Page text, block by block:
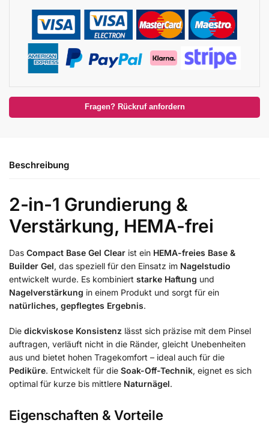
Fragen? Rückruf anfordern
Beschreibung
2-in-1 Grundierung &
Verstärkung, HEMA-frei
Das Compact Base Gel Clear ist ein HEMA-freies Base &
Builder Gel, das speziell für den Einsatz im Nagelstudio
entwickelt wurde. Es kombiniert starke Haftung und
Nagelverstärkung in einem Produkt und sorgt für ein
natürliches, gepflegtes Ergebnis.
Die dickviskose Konsistenz lässt sich präzise mit dem Pinsel
auftragen, verläuft nicht in die Ränder, gleicht Unebenheiten
aus und bietet hohen Tragekomfort – ideal auch für die
Pediküre. Entwickelt für die Soak-Off-Technik, eignet es sich
optimal für kurze bis mittlere Naturnägel.
Eigenschaften & Vorteile